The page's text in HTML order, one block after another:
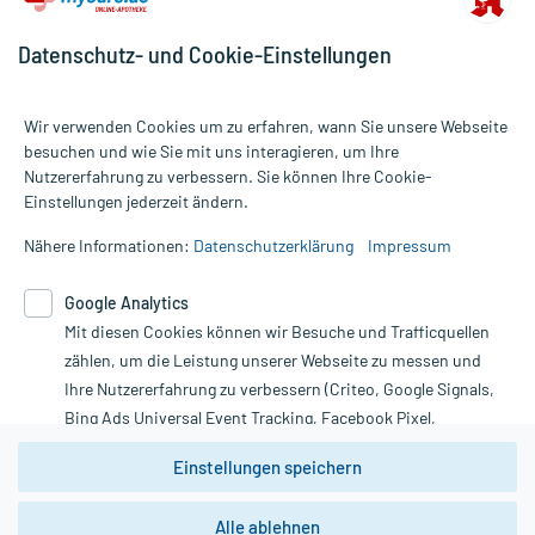
Alle Preise gelten inkl. MwSt., ggf. zzgl. Versandkosten
Informationen auf dieser Website werden ausschließlich für
die Untersuchung und Behandlung durch einen Arzt. Bitte
Therapien eingeleitet werden können. | Diese Webseite benutzt
Google Analytics. Lesen Sie bitte dazu die wichtigen Hinweise in
unserer Datenschutzerklärung. Für den Widerruf einer Bestellung
nutzen Sie das Formular:
Vertrag widerrufen
*Hinweise zu unseren Aktionen und Bewertungen
Datenschutz- und Cookie-Einstellungen
Wir verwenden Cookies um zu erfahren, wann Sie unsere Webseite
besuchen und wie Sie mit uns interagieren, um Ihre
Nutzererfahrung zu verbessern. Sie können Ihre Cookie-
Einstellungen jederzeit ändern.
Nähere Informationen: Datenschutzerklärung Impressum
Google Analytics
Mit diesen Cookies können wir Besuche und Trafficquellen
zählen, um die Leistung unserer Webseite zu messen und
Ihre Nutzererfahrung zu verbessern (Criteo, Google Signals,
Bing Ads Universal Event Tracking, Facebook Pixel,
Youtube-Social Plugin).
Wir weisen darauf hin, dass die
Einstellungen speichern
Alle ablehnen